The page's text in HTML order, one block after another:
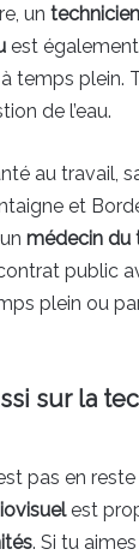
un
est
temps plein.
de l’eau.
au travail,
et
médecin du
public
plein ou
sur la
pas en
est
. Si tu